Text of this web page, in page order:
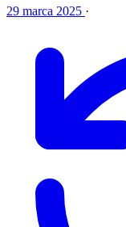
29 marca 2025 ·